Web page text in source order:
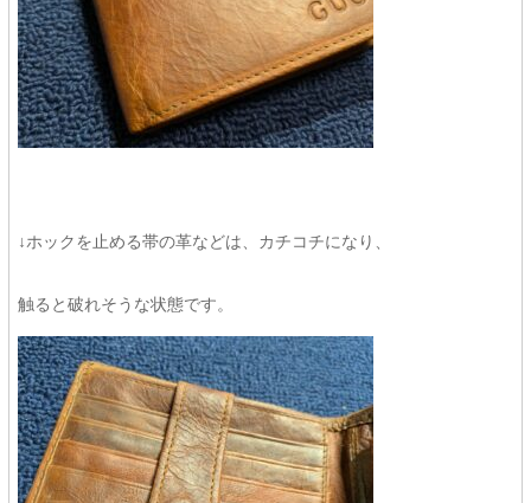
↓ホックを止める帯の革などは、カチコチになり、
触ると破れそうな状態です。